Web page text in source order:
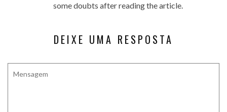
some doubts after reading the article.
DEIXE UMA RESPOSTA